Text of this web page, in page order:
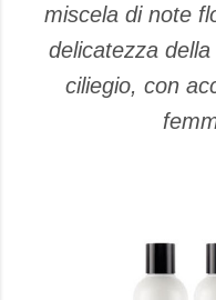
miscela di note
delicatezza
ciliegio, con